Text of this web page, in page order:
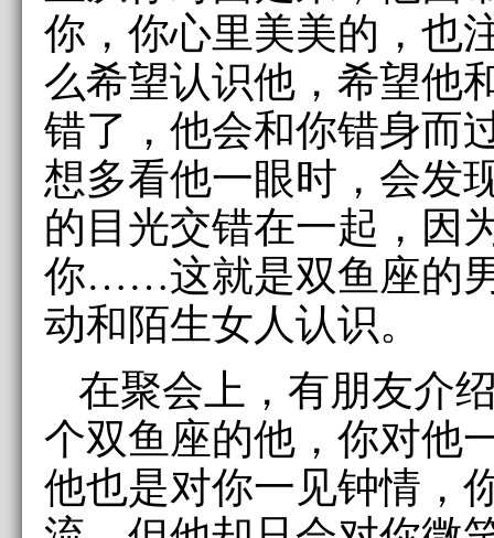
你，你心里美美的，也
么希望认识他，希望他
错了，他会和你错身而
想多看他一眼时，会发
的目光交错在一起，因
你……这就是双鱼座的
动和陌生女人认识。
在聚会上，有朋友介
个双鱼座的他，你对他
他也是对你一见钟情，